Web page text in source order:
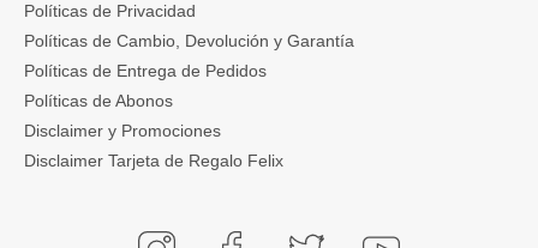
Políticas de Privacidad
Políticas de Cambio, Devolución y Garantía
Políticas de Entrega de Pedidos
Políticas de Abonos
Disclaimer y Promociones
Disclaimer Tarjeta de Regalo Felix